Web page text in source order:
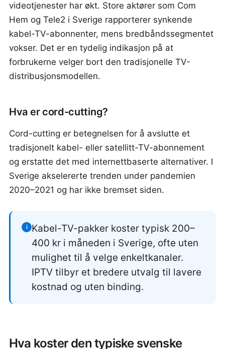
videotjenester har økt. Store aktører som Com
Hem og Tele2 i Sverige rapporterer synkende
kabel-TV-abonnenter, mens bredbåndssegmentet
vokser. Det er en tydelig indikasjon på at
forbrukerne velger bort den tradisjonelle TV-
distribusjonsmodellen.
Hva er cord-cutting?
Cord-cutting er betegnelsen for å avslutte et
tradisjonelt kabel- eller satellitt-TV-abonnement
og erstatte det med internettbaserte alternativer. I
Sverige akselererte trenden under pandemien
2020–2021 og har ikke bremset siden.
i
Kabel-TV-pakker koster typisk 200–
400 kr i måneden i Sverige, ofte uten
mulighet til å velge enkeltkanaler.
IPTV tilbyr et bredere utvalg til lavere
kostnad og uten binding.
Hva koster den typiske svenske